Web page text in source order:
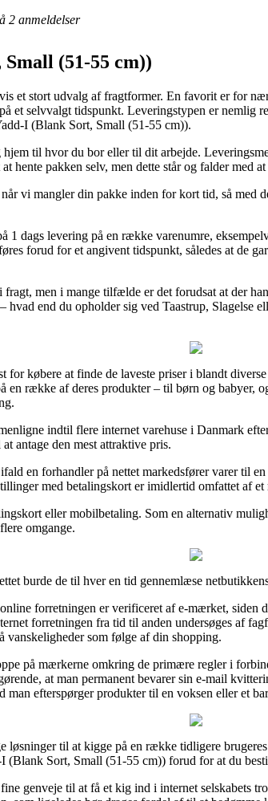
2 anmeldelser
(51-55 cm))
et stort udvalg af fragtformer. En favorit er for
et selvvalgt tidspunkt. Leveringstypen er nemlig
I (Blank Sort, Small (51-55 cm)).
til hvor du bor eller til dit arbejde.
hente pakken selv, men dette står og falder med
vi mangler din pakke inden for kort tid, så med
1 dags levering på en række varenumre,
forud for et angivent tidspunkt, således at de
men i mange tilfælde er det forudsat at der
end du opholder sig ved Taastrup, Slagelse
for købere at finde de laveste priser i blandt
en række af deres produkter – til børn og babyer,
indtil flere internet varehuse i Danmark
antage den mest attraktive pris.
en forhandler på nettet markedsfører varer til
med betalingskort er imidlertid omfattet af
eller mobilbetaling. Som en alternativ
omgange.
burde de til hver en tid gennemlæse
forretningen er verificeret af e-mærket,
forretningen fra tid til anden undersøges af
som følge af din shopping.
på mærkerne omkring de primære regler i
at man permanent bevarer sin e-mail
efterspørger produkter til en voksen eller et
til at kigge på en række tidligere
(Blank Sort, Small (51-55 cm)) forud for at du
genveje til at få et kig ind i internet selskabets